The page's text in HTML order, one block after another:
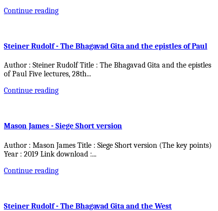
Continue reading
Steiner Rudolf - The Bhagavad Gita and the epistles of Paul
Author : Steiner Rudolf Title : The Bhagavad Gita and the epistles
of Paul Five lectures, 28th...
Continue reading
Mason James - Siege Short version
Author : Mason James Title : Siege Short version (The key points)
Year : 2019 Link download :...
Continue reading
Steiner Rudolf - The Bhagavad Gita and the West